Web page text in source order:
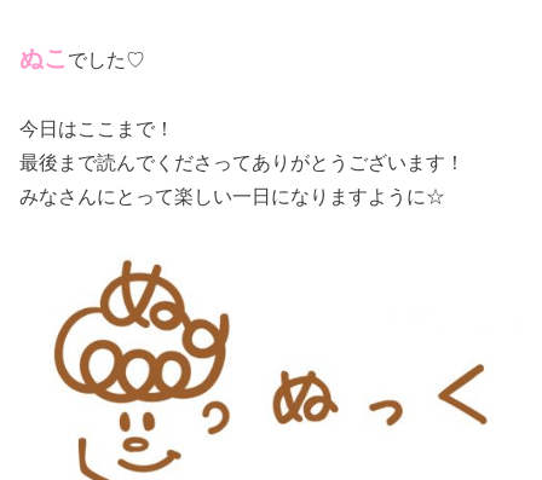
ぬこ でした♡
今日はここまで！
最後まで読んでくださってありがとうございます！
みなさんにとって楽しい一日になりますように☆